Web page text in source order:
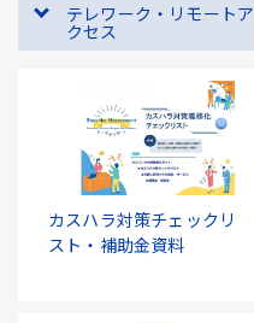
テレワーク・リモートア
クセス
カスハラ対策チェックリ
スト・補助金資料